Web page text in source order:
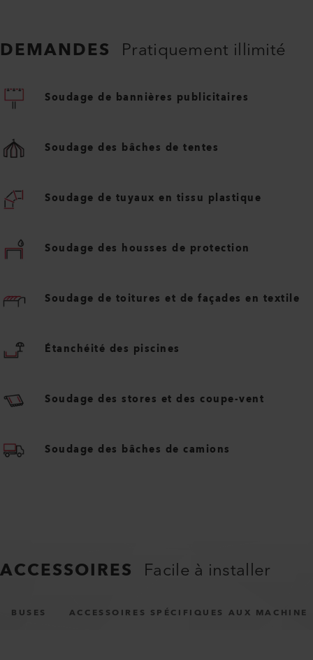
DEMANDES Pratiquement illimité
Soudage de bannières publicitaires
Soudage des bâches de tentes
Soudage de tuyaux en tissu plastique
Soudage des housses de protection
Soudage de toitures et de façades en textile
Étanchéité des piscines
Soudage des stores et des coupe-vent
Soudage des bâches de camions
ACCESSOIRES Facile à installer
BUSES ACCESSOIRES SPÉCIFIQUES AUX MACHINE